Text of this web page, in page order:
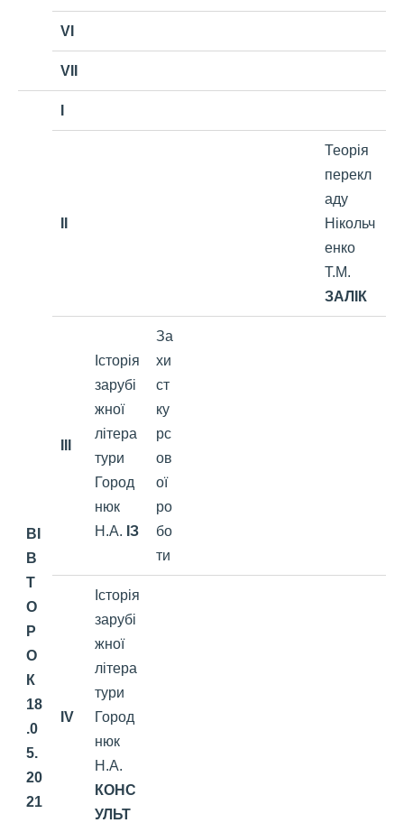
VI
VII
ВІ
В
Т
О
Р
О
К
18
.0
5.
20
21
Теорія
перекл
аду
Нікольч
енко
Т.М.
ЗАЛІК
Історія
зарубі
жної
літера
тури
Город
нюк
Н.А. ІЗ
За
хи
ст
ку
рс
ов
ої
ро
бо
ти
IV
Історія
зарубі
жної
літера
тури
Город
нюк
Н.А.
КОНС
УЛЬТ